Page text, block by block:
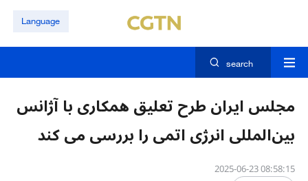
Language
search
مجلس ایران طرح تعلیق همکاری با آژانس
بین‌المللی انرژی اتمی را بررسی می کند
08:58:15 2025-06-23